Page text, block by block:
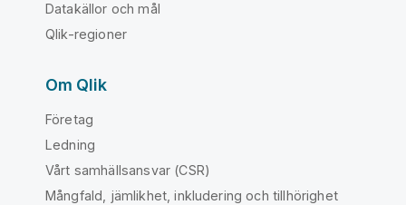
Datakällor och mål
Qlik-regioner
Om Qlik
Företag
Ledning
Vårt samhällsansvar (CSR)
Mångfald, jämlikhet, inkludering och tillhörighet